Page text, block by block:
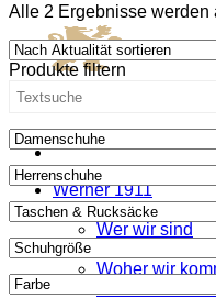
Werner 1911
Was wir anders
Wer wir sind
Woher wir
Alle 2 Ergebnisse werden
Produkte filtern